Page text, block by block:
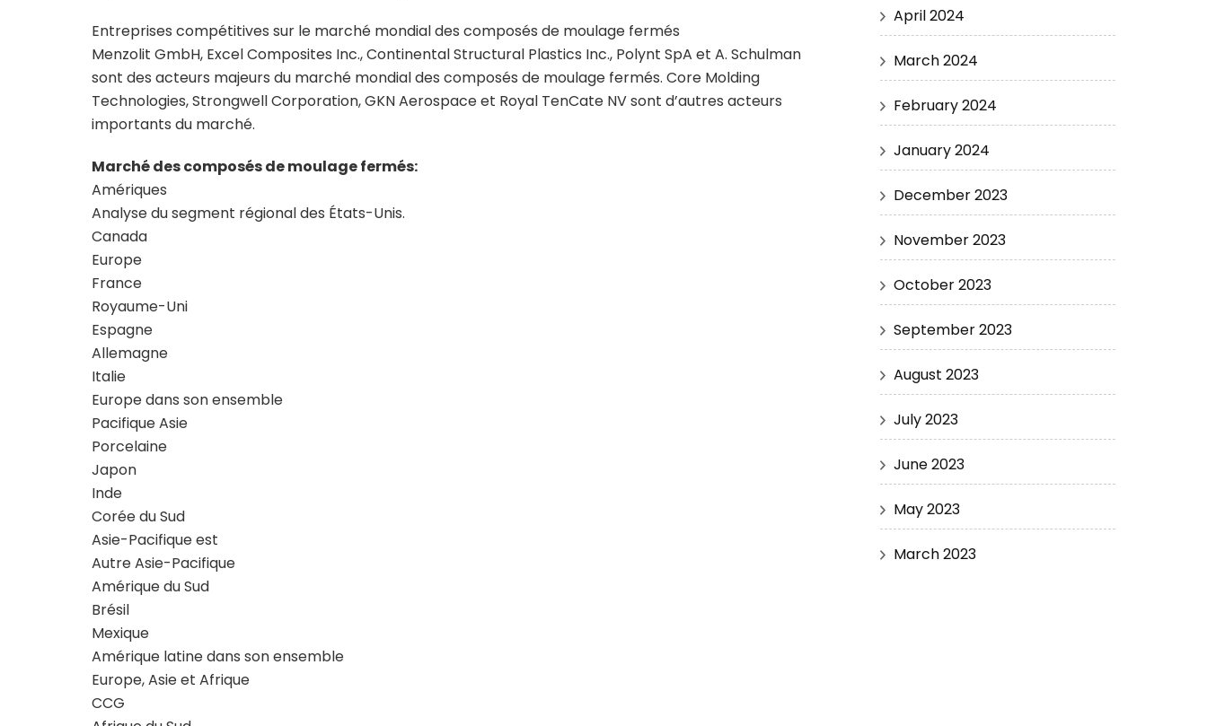
Entreprises compétitives sur le marché mondial des composés de moulage fermés
Menzolit GmbH, Excel Composites Inc., Continental Structural Plastics Inc., Polynt SpA et A. Schulman
sont des acteurs majeurs du marché mondial des composés de moulage fermés. Core Molding
Technologies, Strongwell Corporation, GKN Aerospace et Royal TenCate NV sont d’autres acteurs
importants du marché.
Marché des composés de moulage fermés:
Amériques
Analyse du segment régional des États-Unis.
Canada
Europe
France
Royaume-Uni
Espagne
Allemagne
Italie
Europe dans son ensemble
Pacifique Asie
Porcelaine
Japon
Inde
Corée du Sud
Asie-Pacifique est
Autre Asie-Pacifique
Amérique du Sud
Brésil
Mexique
Amérique latine dans son ensemble
Europe, Asie et Afrique
CCG
April 2024
March 2024
February 2024
January 2024
December 2023
November 2023
October 2023
September 2023
August 2023
July 2023
June 2023
May 2023
March 2023